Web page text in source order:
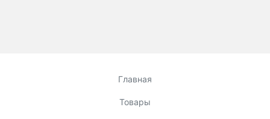
Главная
Товары